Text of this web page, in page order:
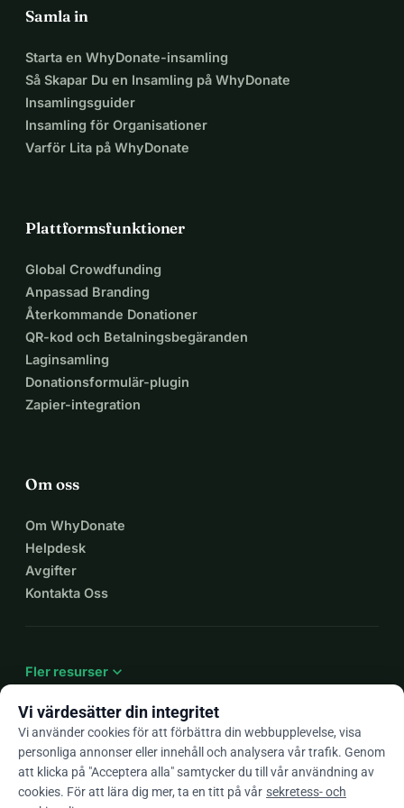
Samla in
Starta en WhyDonate-insamling
Så Skapar Du en Insamling på WhyDonate
Insamlingsguider
Insamling för Organisationer
Varför Lita på WhyDonate
Plattformsfunktioner
Global Crowdfunding
Anpassad Branding
Återkommande Donationer
QR-kod och Betalningsbegäranden
Laginsamling
Donationsformulär-plugin
Zapier-integration
Om oss
Om WhyDonate
Helpdesk
Avgifter
Kontakta Oss
Fler resurser expand_more
Sv arrow_drop_down
★★★★★4,9 / 5 baserat på 500+ omdömen
Vi värdesätter din integritet
Vi använder cookies för att förbättra din webbupplevelse, visa
personliga annonser eller innehåll och analysera vår trafik. Genom
att klicka på "Acceptera alla" samtycker du till vår användning av
cookies. För att lära dig mer, ta en titt på vår sekretess- och